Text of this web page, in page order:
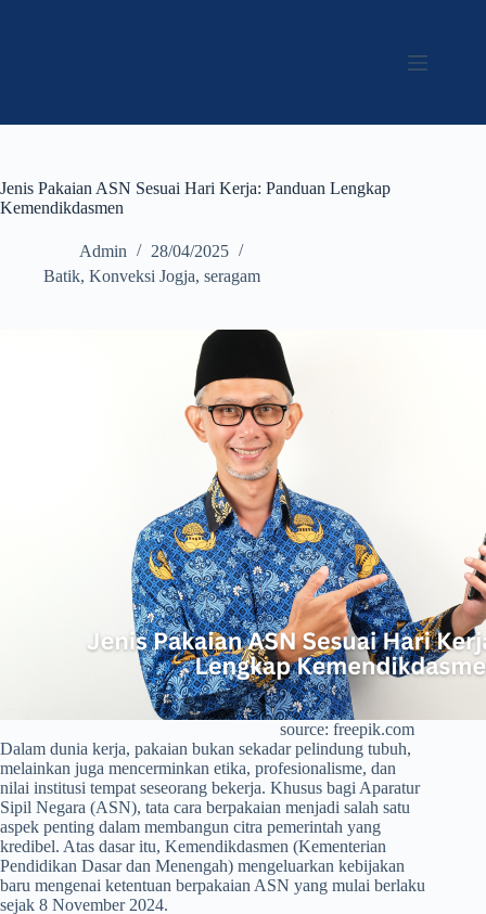
Jenis Pakaian ASN Sesuai Hari Kerja: Panduan Lengkap
Kemendikdasmen
Admin
28/04/2025
Batik, Konveksi Jogja, seragam
source: freepik.com
Dalam dunia kerja, pakaian bukan sekadar pelindung tubuh,
melainkan juga mencerminkan etika, profesionalisme, dan
nilai institusi tempat seseorang bekerja. Khusus bagi Aparatur
Sipil Negara (ASN), tata cara berpakaian menjadi salah satu
aspek penting dalam membangun citra pemerintah yang
kredibel. Atas dasar itu, Kemendikdasmen (Kementerian
Pendidikan Dasar dan Menengah) mengeluarkan kebijakan
baru mengenai ketentuan berpakaian ASN yang mulai berlaku
sejak 8 November 2024.